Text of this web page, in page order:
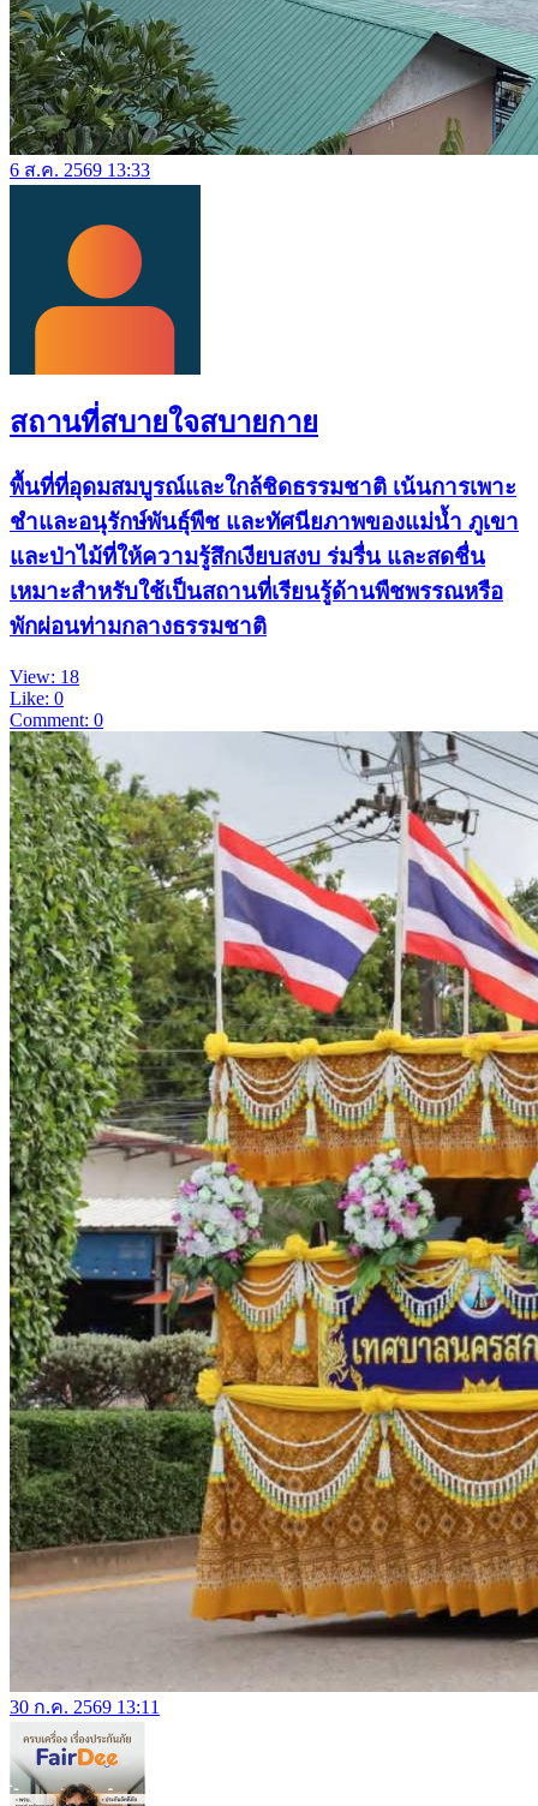
6 ส.ค. 2569 13:33
สถานที่สบายใจสบายกาย
พื้นที่ที่อุดมสมบูรณ์และใกล้ชิดธรรมชาติ เน้นการเพาะ
ชำและอนุรักษ์พันธุ์พืช และทัศนียภาพของแม่น้ำ ภูเขา
และป่าไม้ที่ให้ความรู้สึกเงียบสงบ ร่มรื่น และสดชื่น
เหมาะสำหรับใช้เป็นสถานที่เรียนรู้ด้านพืชพรรณหรือ
พักผ่อนท่ามกลางธรรมชาติ
View: 18
Like: 0
Comment: 0
30 ก.ค. 2569 13:11